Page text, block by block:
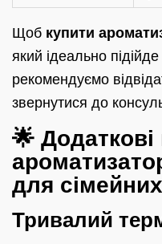
Щоб купити
який ідеально
рекомендуємо
звернутися до
🌟 Додаткові
для
Тривалий